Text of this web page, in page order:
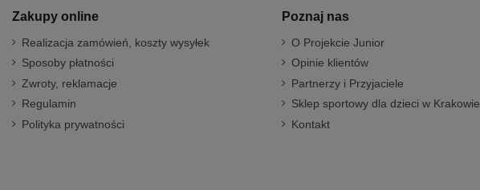
Zakupy online
Realizacja zamówień, koszty wysyłek
Sposoby płatności
Zwroty, reklamacje
Regulamin
Polityka prywatności
Poznaj nas
O Projekcie Junior
Opinie klientów
Partnerzy i Przyjaciele
Sklep sportowy dla dzieci w Krakowie
Kontakt